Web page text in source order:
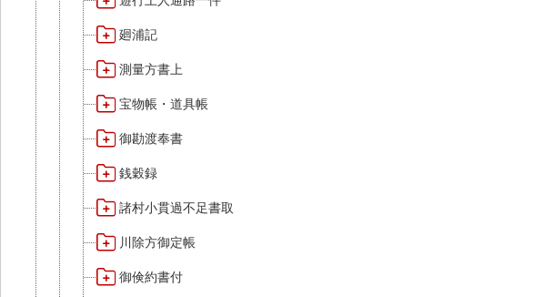
廻浦記
測量方書上
宝物帳・道具帳
御勘渡奉書
銭穀録
諸村小貫過不足書取
川除方御定帳
御倹約書付